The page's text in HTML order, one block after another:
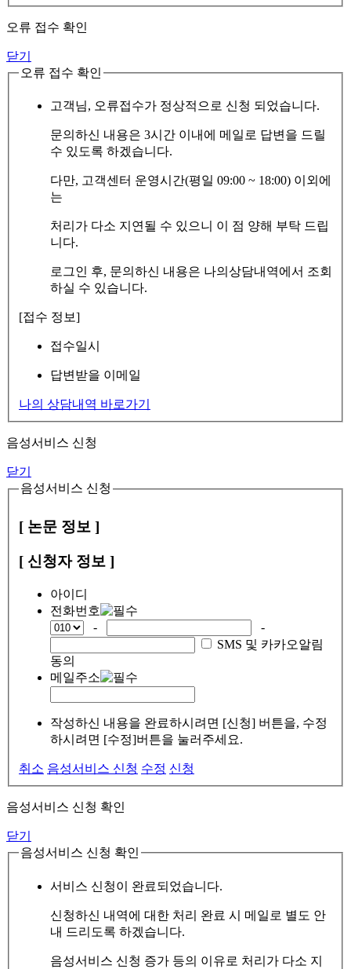
오류 접수 확인
닫기
오류 접수 확인
고객님, 오류접수가 정상적으로 신청 되었습니다.
문의하신 내용은 3시간 이내에 메일로 답변을 드릴
수 있도록 하겠습니다.
다만, 고객센터 운영시간(평일 09:00 ~ 18:00) 이외에
는
처리가 다소 지연될 수 있으니 이 점 양해 부탁 드립
니다.
로그인 후, 문의하신 내용은 나의상담내역에서 조회
하실 수 있습니다.
[접수 정보]
접수일시
답변받을 이메일
나의 상담내역 바로가기
음성서비스 신청
닫기
음성서비스 신청
[ 논문 정보 ]
[ 신청자 정보 ]
아이디
전화번호
-
-
SMS 및 카카오알림
동의
메일주소
작성하신 내용을 완료하시려면 [신청] 버튼을, 수정
하시려면 [수정]버튼을 눌러주세요.
취소 음성서비스 신청 수정 신청
음성서비스 신청 확인
닫기
음성서비스 신청 확인
서비스 신청이 완료되었습니다.
신청하신 내역에 대한 처리 완료 시 메일로 별도 안
내 드리도록 하겠습니다.
음성서비스 신청 증가 등의 이유로 처리가 다소 지